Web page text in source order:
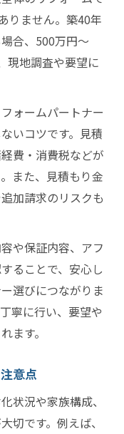
りません。築40年
合、500万円〜
現地調査や要望に
ォームパートナー
いコツです。見積
費・消費税などが
また、見積もり金
加請求のリスクも
や保証内容、アフ
ることで、安心し
選びにつながりま
寧に行い、要望や
ます。
意点
状況や家族構成、
切です。例えば、